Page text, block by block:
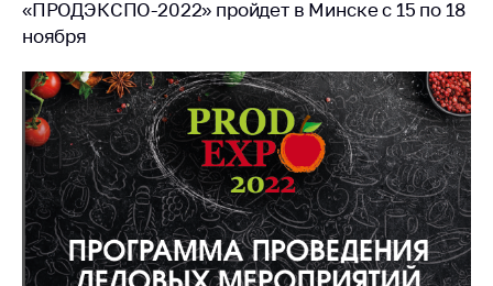
«ПРОДЭКСПО-2022» пройдет в Минске с 15 по 18
ноября